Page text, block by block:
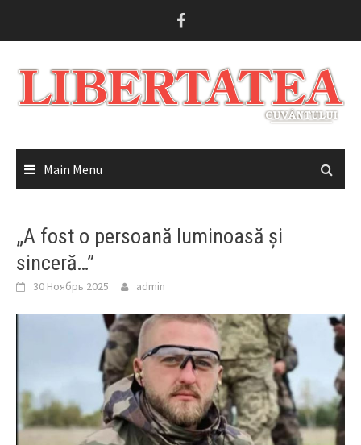
Main Menu
„A fost o persoană luminoasă și
sinceră…”
30 Ноябрь 2025 admin